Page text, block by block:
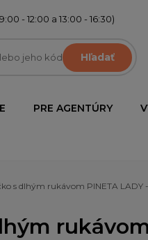
- 12:00 a 13:00 - 16:30)
Hľadať
PRE AGENTÚRY
s dlhým rukávom PINETA LADY